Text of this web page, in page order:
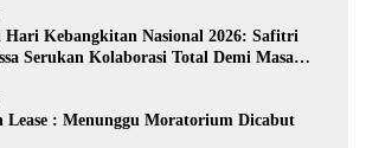
Hari Kebangkitan Nasional 2026: Safitri
Serukan Kolaborasi Total Demi Masa
Lease : Menunggu Moratorium Dicabut